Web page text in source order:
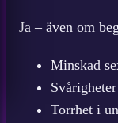
Ja – även om
Minskad
Torrhet i